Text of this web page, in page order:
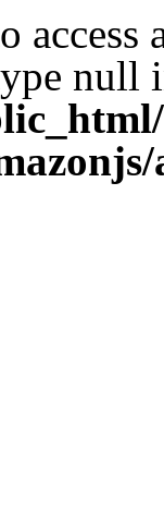
access
null